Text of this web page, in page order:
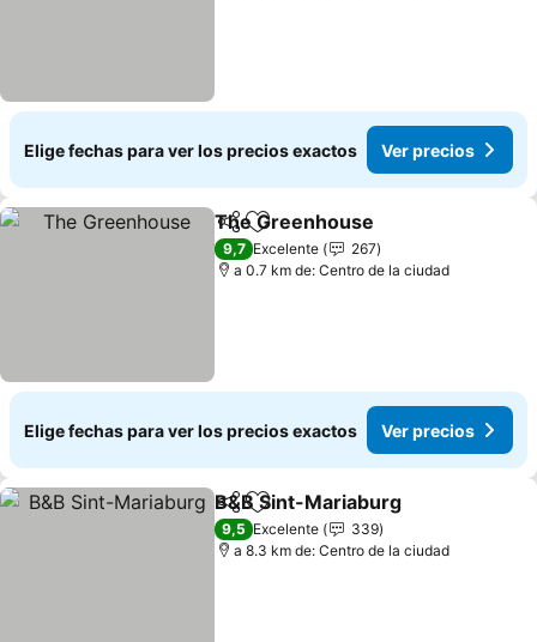
Elige fechas para ver los precios exactos Ver precios
Compartir
Agregar a favoritos
The Greenhouse
9,7 Excelente
267
a 0.7 km de: Centro de la ciudad
Elige fechas para ver los precios exactos Ver precios
CompartirAgregar a favoritos
B&B Sint-Mariaburg
9,5 Excelente
339
a 8.3 km de: Centro de la ciudad